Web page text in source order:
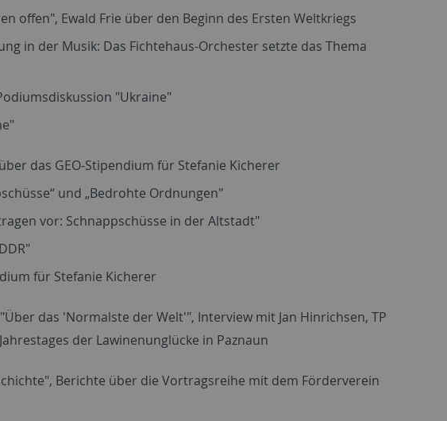
offen", Ewald Frie über den Beginn des Ersten Weltkriegs
in der Musik: Das Fichtehaus-Orchester setzte das Thema
"Ukraine"
das GEO-Stipendium für Stefanie Kicherer
und „Bedrohte Ordnungen"
vor: Schnappschüsse in der Altstadt"
für Stefanie Kicherer
das 'Normalste der Welt'", Interview mit Jan Hinrichsen, TP
der Lawinenunglücke in Paznaun
Berichte über die Vortragsreihe mit dem Förderverein